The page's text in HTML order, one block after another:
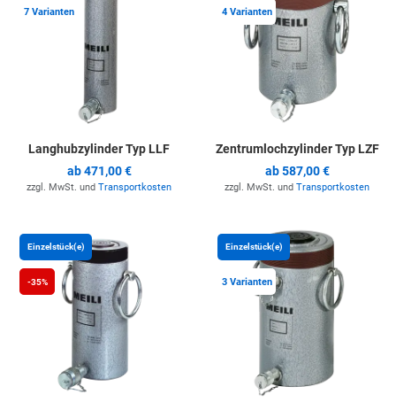
7 Varianten
Langhubzylinder Typ LLF
ab471,00 €
zzgl. MwSt. und Transportkosten
4 Varianten
Zentrumlochzylinder Typ LZF
ab587,00 €
zzgl. MwSt. und Transportkosten
Einzelstück(e)
-35%
Zur Merkliste hinzufügen
Einzelstück(e)
3 Varianten